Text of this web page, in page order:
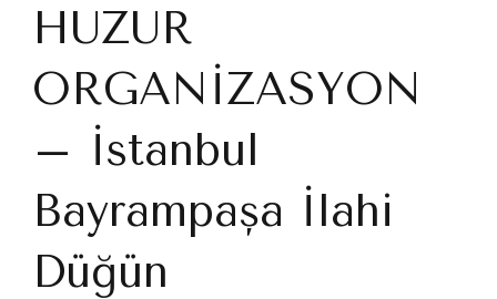
HUZUR
ORGANİZASYON
– İstanbul
Bayrampaşa İlahi
Düğün